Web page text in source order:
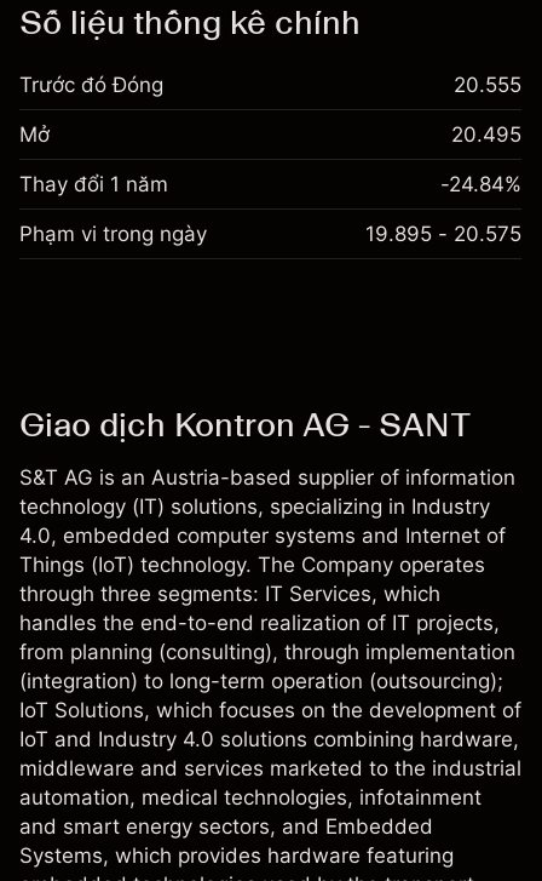
Số liệu thống kê chính
Trước đó Đóng 20.555
Mở 20.495
Thay đổi 1 năm -24.84%
Phạm vi trong ngày 19.895 - 20.575
Giao dịch Kontron AG - SANT
S&T AG is an Austria-based supplier of information
technology (IT) solutions, specializing in Industry
4.0, embedded computer systems and Internet of
Things (IoT) technology. The Company operates
through three segments: IT Services, which
handles the end-to-end realization of IT projects,
from planning (consulting), through implementation
(integration) to long-term operation (outsourcing);
IoT Solutions, which focuses on the development of
IoT and Industry 4.0 solutions combining hardware,
middleware and services marketed to the industrial
automation, medical technologies, infotainment
and smart energy sectors, and Embedded
Systems, which provides hardware featuring